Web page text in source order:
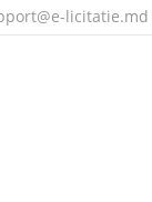
@e-licitatie.md